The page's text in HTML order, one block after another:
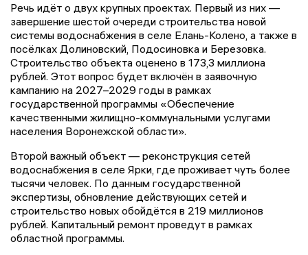
Речь идёт о двух крупных проектах. Первый из них —
завершение шестой очереди строительства новой
системы водоснабжения в селе Елань-Колено, а также в
посёлках Долиновский, Подосиновка и Березовка.
Строительство объекта оценено в 173,3 миллиона
рублей. Этот вопрос будет включён в заявочную
кампанию на 2027–2029 годы в рамках
государственной программы «Обеспечение
качественными жилищно-коммунальными услугами
населения Воронежской области».
Второй важный объект — реконструкция сетей
водоснабжения в селе Ярки, где проживает чуть более
тысячи человек. По данным государственной
экспертизы, обновление действующих сетей и
строительство новых обойдётся в 219 миллионов
рублей. Капитальный ремонт проведут в рамках
областной программы.